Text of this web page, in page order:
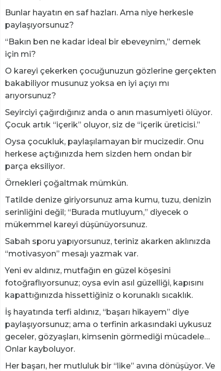
Bunlar hayatın en saf hazları. Ama niye herkesle
paylaşıyorsunuz?
“Bakın ben ne kadar ideal bir ebeveynim,” demek
için mi?
O kareyi çekerken çocuğunuzun gözlerine gerçekten
bakabiliyor musunuz yoksa en iyi açıyı mı
arıyorsunuz?
Seyirciyi çağırdığınız anda o anın masumiyeti ölüyor.
Çocuk artık “içerik” oluyor, siz de “içerik üreticisi.”
Oysa çocukluk, paylaşılamayan bir mucizedir. Onu
herkese açtığınızda hem sizden hem ondan bir
parça eksiliyor.
​Örnekleri çoğaltmak mümkün.
Tatilde denize giriyorsunuz ama kumu, tuzu, denizin
serinliğini değil; “Burada mutluyum,” diyecek o
mükemmel kareyi düşünüyorsunuz.
Sabah sporu yapıyorsunuz, teriniz akarken aklınızda
“motivasyon” mesajı yazmak var.
Yeni ev aldınız, mutfağın en güzel köşesini
fotoğraflıyorsunuz; oysa evin asıl güzelliği, kapısını
kapattığınızda hissettiğiniz o korunaklı sıcaklık.
İş hayatında terfi aldınız, “başarı hikayem” diye
paylaşıyorsunuz; ama o terfinin arkasındaki uykusuz
geceler, gözyaşları, kimsenin görmediği mücadele…
Onlar kayboluyor.
Her başarı, her mutluluk bir “like” avına dönüşüyor. Ve